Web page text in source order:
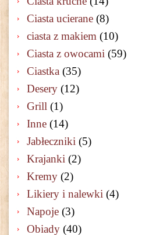
Ciasta ucierane (8)
ciasta z makiem (10)
Ciasta z owocami (59)
Ciastka (35)
Desery (12)
Grill (1)
Inne (14)
Jabłeczniki (5)
Krajanki (2)
Kremy (2)
Likiery i nalewki (4)
Napoje (3)
Obiady (40)